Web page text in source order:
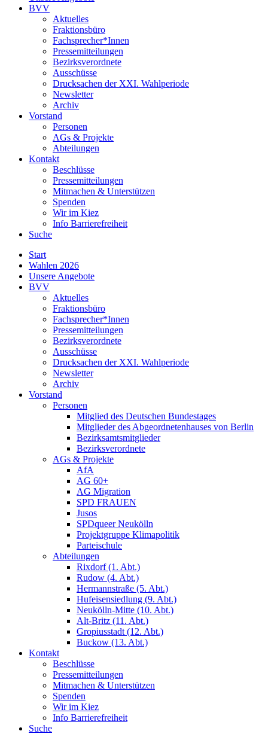
BVV
Aktuelles
Fraktionsbüro
Fachsprecher*Innen
Pressemitteilungen
Bezirksverordnete
Ausschüsse
Drucksachen der XXI. Wahlperiode
Newsletter
Archiv
Vorstand
Personen
AGs & Projekte
Abteilungen
Kontakt
Beschlüsse
Pressemitteilungen
Mitmachen & Unterstützen
Spenden
Wir im Kiez
Info Barrierefreiheit
Suche
Start
Wahlen 2026
Unsere Angebote
BVV
Aktuelles
Fraktionsbüro
Fachsprecher*Innen
Pressemitteilungen
Bezirksverordnete
Ausschüsse
Drucksachen der XXI. Wahlperiode
Newsletter
Archiv
Vorstand
Personen
Mitglied des Deutschen Bundestages
Mitglieder des Abgeordnetenhauses von Berlin
Bezirksamtsmitglieder
Bezirksverordnete
AGs & Projekte
AfA
AG 60+
AG Migration
SPD FRAUEN
Jusos
SPDqueer Neukölln
Projektgruppe Klimapolitik
Parteischule
Abteilungen
Rixdorf (1. Abt.)
Rudow (4. Abt.)
Hermannstraße (5. Abt.)
Hufeisensiedlung (9. Abt.)
Neukölln-Mitte (10. Abt.)
Alt-Britz (11. Abt.)
Gropiusstadt (12. Abt.)
Buckow (13. Abt.)
Kontakt
Beschlüsse
Pressemitteilungen
Mitmachen & Unterstützen
Spenden
Wir im Kiez
Info Barrierefreiheit
Suche